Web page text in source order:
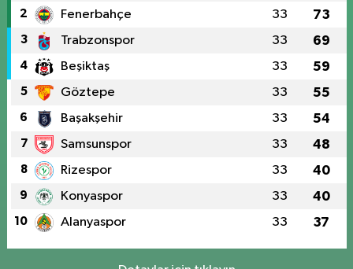
2 Fenerbahçe 33 73
3 Trabzonspor 33 69
4 Beşiktaş 33 59
5 Göztepe 33 55
6 Başakşehir 33 54
7 Samsunspor 33 48
8 Rizespor 33 40
9 Konyaspor 33 40
10 Alanyaspor 33 37